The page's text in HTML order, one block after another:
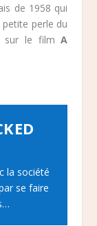
de 1958 qui
perle du
sur le filmA
la société
se faire